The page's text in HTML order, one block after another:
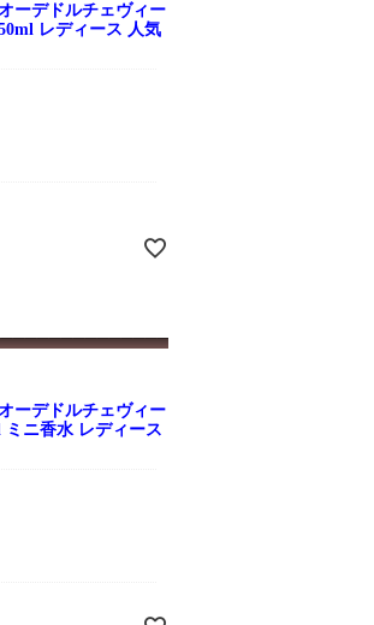
ーデドルチェヴィー
レディース 人気
ーデドルチェヴィー
ニ香水 レディース